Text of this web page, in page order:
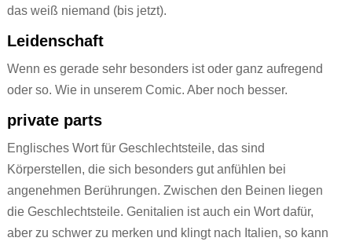
das weiß niemand (bis jetzt).
Leidenschaft
Wenn es gerade sehr besonders ist oder ganz aufregend
oder so. Wie in unserem Comic. Aber noch besser.
private parts
Englisches Wort für Geschlechtsteile, das sind
Körperstellen, die sich besonders gut anfühlen bei
angenehmen Berührungen. Zwischen den Beinen liegen
die Geschlechtsteile. Genitalien ist auch ein Wort dafür,
aber zu schwer zu merken und klingt nach Italien, so kann